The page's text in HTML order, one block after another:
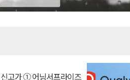
고가 ① 어닝서프라이즈